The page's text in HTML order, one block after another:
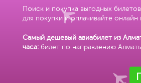
Поиск и покупка выгодных
для покупки и оплачивайте онлайн
Самый дешевый авиабилет из
часа: билет по направлению